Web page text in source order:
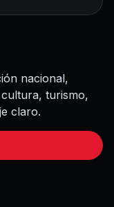
nacional,
turismo,
claro.